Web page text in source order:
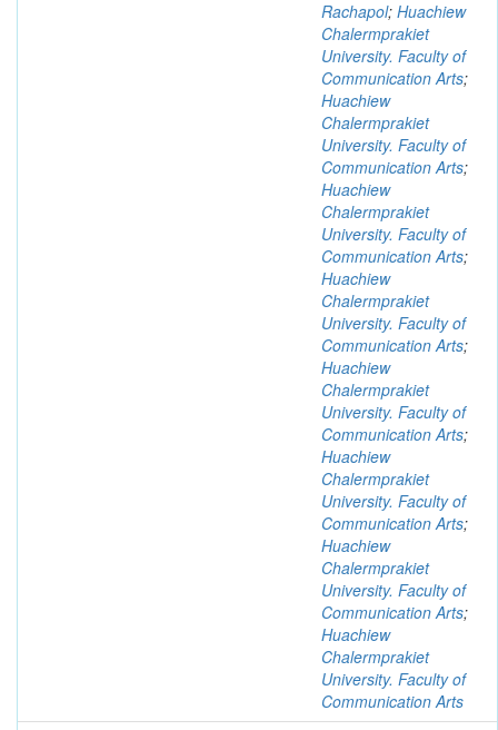
Rachapol; Huachiew
Chalermprakiet
University. Faculty of
Communication Arts;
Huachiew
Chalermprakiet
University. Faculty of
Communication Arts;
Huachiew
Chalermprakiet
University. Faculty of
Communication Arts;
Huachiew
Chalermprakiet
University. Faculty of
Communication Arts;
Huachiew
Chalermprakiet
University. Faculty of
Communication Arts;
Huachiew
Chalermprakiet
University. Faculty of
Communication Arts;
Huachiew
Chalermprakiet
University. Faculty of
Communication Arts;
Huachiew
Chalermprakiet
University. Faculty of
Communication Arts